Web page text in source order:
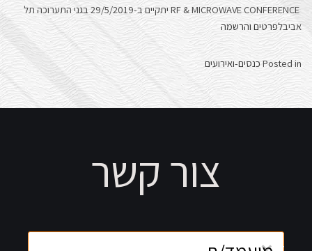
הָאֲתָר.
RF & MICROWAVE CONFERENCE יתקיים ב-29/5/2019 בגני התערוכה תל
אביבלפרטים והרשמה
Posted in כנסים-ואירועים
צור קשר